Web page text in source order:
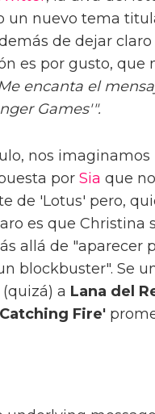
un nuevo tema
de dejar claro
es por gusto, que
encanta el
Games'".
nos imaginamos
por Sia que
de 'Lotus' pero,
es que Christina
allá de "aparecer
blockbuster". Se
(quizá) a Lana del
Catching Fire'